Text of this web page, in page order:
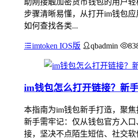
步骤清晰易懂，从打开im钱包
如何查找各类...
imtoken IOS版 qbadmin
im钱包怎么打开链接？新
本指南为im钱包新手打造，聚焦
新手需牢记：仅从钱包官方入
接，坚决不点陌生短信、社交